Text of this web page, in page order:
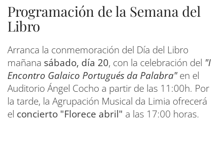
Programación de la Semana del
Libro
Arranca la conmemoración del Día del Libro
mañana sábado, día 20, con la celebración del "I
Encontro Galaico Portugués da Palabra"en el
Auditorio Ángel Cocho a partir de las 11:00h. Por
la tarde, la Agrupación Musical da Limia ofrecerá
el concierto "Florece abril" a las 17:00 horas.